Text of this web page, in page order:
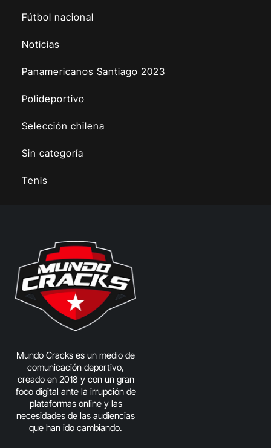
Fútbol nacional
Noticias
Panamericanos Santiago 2023
Polideportivo
Selección chilena
Sin categoría
Tenis
Mundo Cracks es un medio de
comunicación deportivo,
creado en 2018 y con un gran
foco digital ante la irrupción de
plataformas online y las
necesidades de las audiencias
que han ido cambiando.